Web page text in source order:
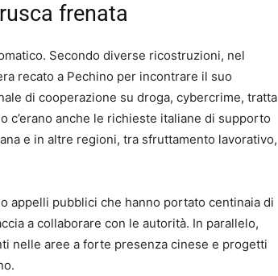
frenata
Secondo diverse ricostruzioni, nel
recato a Pechino per incontrare il suo
di cooperazione su droga, cybercrime, tratta
c’erano anche le richieste italiane di supporto
e in altre regioni, tra sfruttamento lavorativo,
appelli pubblici che hanno portato centinaia di
a collaborare con le autorità. In parallelo,
nelle aree a forte presenza cinese e progetti